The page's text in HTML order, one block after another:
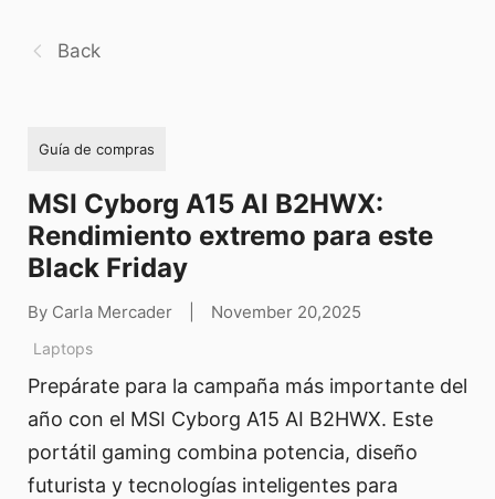
Back
Guía de compras
MSI Cyborg A15 AI B2HWX:
Rendimiento extremo para este
Black Friday
By Carla Mercader November 20,2025
Laptops
Prepárate para la campaña más importante del
año con el MSI Cyborg A15 AI B2HWX. Este
portátil gaming combina potencia, diseño
futurista y tecnologías inteligentes para